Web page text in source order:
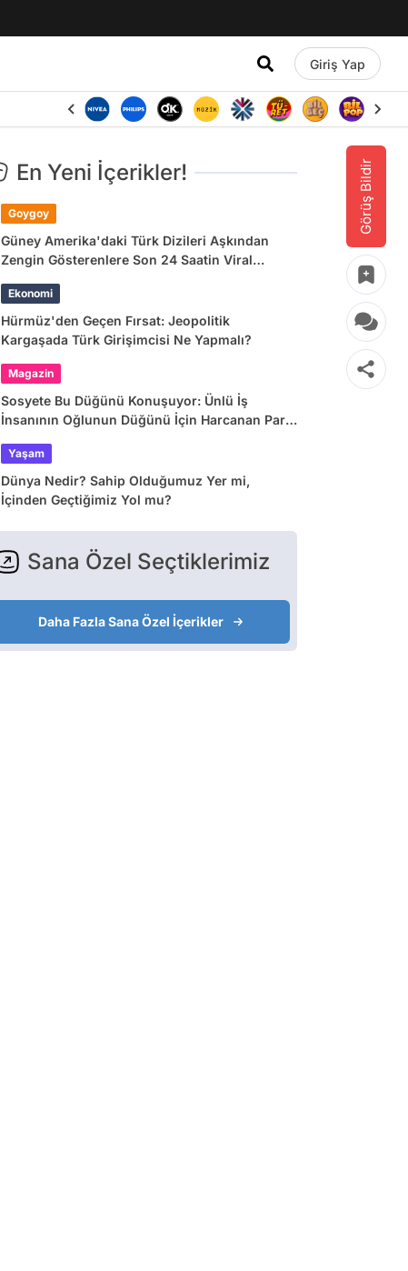
Giriş Yap
Görüş Bildir
En Yeni İçerikler!
Goygoy
Güney Amerika'daki Türk Dizileri Aşkından
Zengin Gösterenlere Son 24 Saatin Viral
Ekonomi
Hürmüz'den Geçen Fırsat: Jeopolitik
Kargaşada Türk Girişimcisi Ne Yapmalı?
Magazin
Sosyete Bu Düğünü Konuşuyor: Ünlü İş
İnsanının Oğlunun Düğünü İçin Harcanan Para
Yaşam
Dünya Nedir? Sahip Olduğumuz Yer mi,
İçinden Geçtiğimiz Yol mu?
Sana Özel Seçtiklerimiz
Daha Fazla Sana Özel İçerikler